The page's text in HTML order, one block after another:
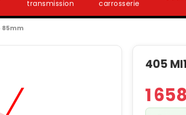
transmission carrosserie
85mm
405
1